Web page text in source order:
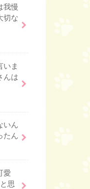
我慢
切な
いま
んは
いん
たん
愛
思